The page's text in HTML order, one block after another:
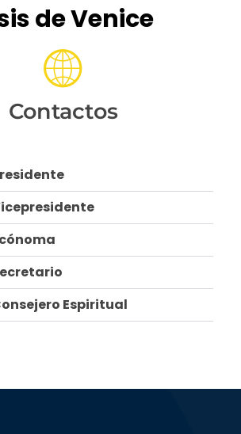
de Venice
Contactos
Espiritual